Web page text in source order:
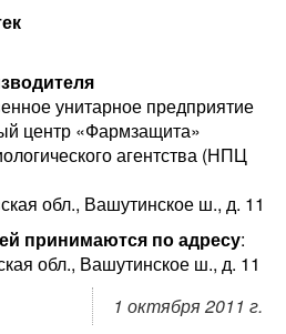
унитарное предприятие
центр «Фармзащита»
агентства (НПЦ
обл., Вашутинское ш., д. 11
принимаются по адресу:
обл., Вашутинское ш., д. 11
1 октября 2011 г.